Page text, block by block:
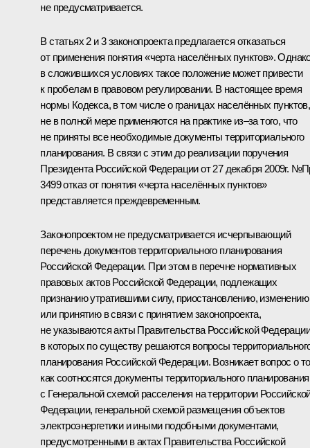
не предусматривается.
В статьях 2 и 3 законопроекта предлагается отказаться
от применения понятия «черта населённых пунктов».
в сложившихся условиях такое положение может привести
к пробелам в правовом регулировании. В настоящее время
нормы Кодекса, в том числе о границах населённых пунктов,
не в полной мере применяются на практике из–за того, что
не приняты все необходимые документы территориального
планирования. В связи с этим до реализации поручения
Президента Российской Федерации от 27 декабря 2009г.
3499 отказ от понятия «черта населённых пунктов»
представляется преждевременным.
Законопроектом не предусматривается исчерпывающий
перечень документов территориального планирования
Российской Федерации. При этом в перечне нормативных
правовых актов Российской Федерации, подлежащих
признанию утратившими силу, приостановлению, изменению
или принятию в связи с принятием законопроекта,
не указываются акты Правительства Российской
в которых по существу решаются вопросы
планирования Российской Федерации. Возникает вопрос о
как соотносятся документы территориального планирования
с Генеральной схемой расселения на территории
Федерации, генеральной схемой размещения объектов
электроэнергетики и иными подобными документами,
предусмотренными в актах Правительства Российской